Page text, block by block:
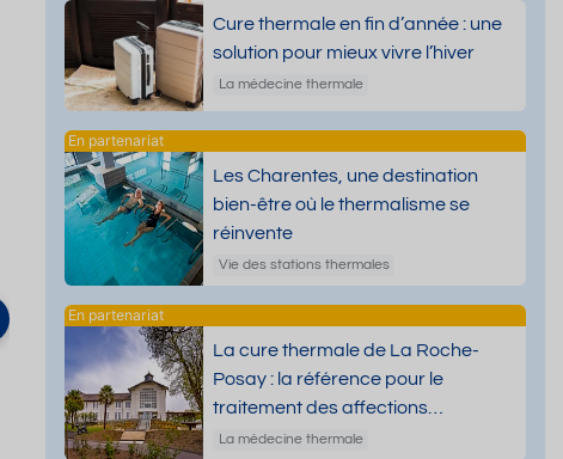
Cure thermale en fin d’année : une
solution pour mieux vivre l’hiver
La médecine thermale
Les Charentes, une destination
bien-être où le thermalisme se
réinvente
Vie des stations thermales
La cure thermale de La Roche-
Posay : la référence pour le
traitement des affections
dermatologiques
La médecine thermale